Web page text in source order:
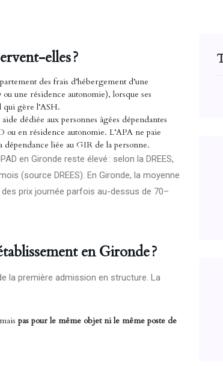
elles ?
des frais d’hébergement d’une
une résidence autonomie), lorsque ses
qui gère l’ASH.
dédiée aux personnes âgées dépendantes
en résidence autonomie. L’APA ne paie
dépendance liée au GIR de la personne.
en Gironde reste élevé : selon la DREES,
(source DREES). En Gironde, la moyenne
prix journée parfois au-dessus de 70–
en Gironde ?
la première admission en structure. La
pas pour le même objet ni le même poste de